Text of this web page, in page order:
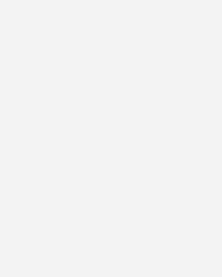
kommunale Wärmeplanung
zwei Jahre länger Zeit. Der
soll bis 2045
bis 2040. In Verbindung mit
gilt die Vorgabe für
erneuerbaren Energien
vorliegen. Mit
von Mehrfamilienhäusern
könnte dies effektiv